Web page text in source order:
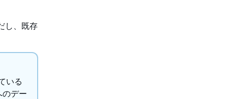
し、既存
いる
デー